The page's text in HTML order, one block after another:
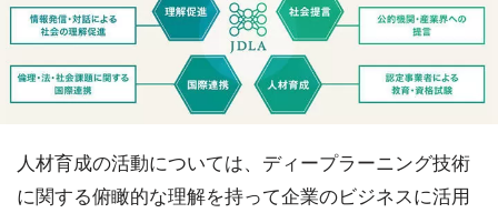
人材育成の活動については、ディープラーニング技術
に関する俯瞰的な理解を持って企業のビジネスに活用